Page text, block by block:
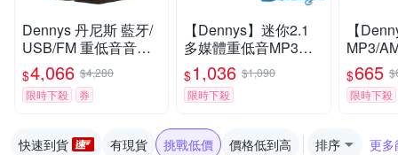
Dennys 丹尼斯 藍牙/
USB/FM 重低音音響
CS-899
$4,066 $4,280
限時下殺
券
【Dennys】迷你2.1
多媒體重低音MP3音
響(WS-330)
$1,036 $1,090
限時下殺
【
MP3/
喇叭
$665
限時下殺
快速到貨 有現貨 挑戰低價 價格低到高 排序 更多